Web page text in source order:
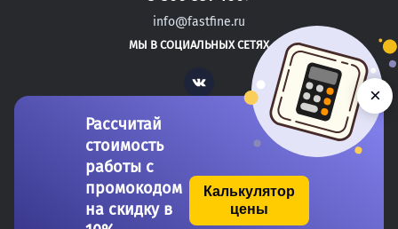
ТЕЙКОВО
УДАЧНЫЙ
info@fastfine.ru
МЫ В СОЦИАЛЬНЫХ СЕТЯХ
Vk
Copyright 2011-2026 FastFine.ru
Рассчитай
стоимость
работы с
промокодом
на скидку в
Калькулятор
цены
×